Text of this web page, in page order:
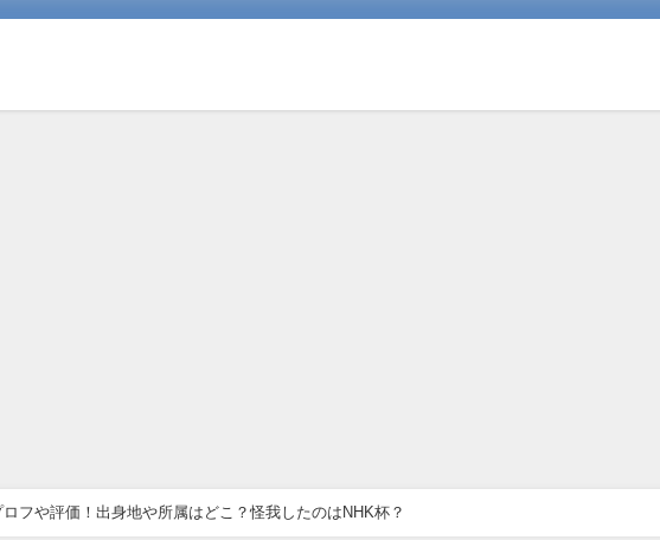
フや評価！出身地や所属はどこ？怪我したのはNHK杯？